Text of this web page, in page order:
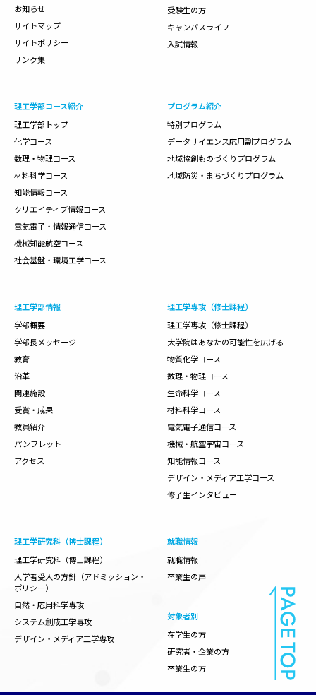
お知らせ
サイトマップ
サイトポリシー
リンク集
受験生の方
キャンパスライフ
入試情報
理工学部コース紹介
理工学部トップ
化学コース
数理・物理コース
材料科学コース
知能情報コース
クリエイティブ情報コース
電気電子・情報通信コース
機械知能航空コース
社会基盤・環境工学コース
プログラム紹介
特別プログラム
データサイエンス応用副プログラム
地域協創ものづくりプログラム
地域防災・まちづくりプログラム
理工学部情報
学部概要
学部長メッセージ
教育
沿革
関連施設
受賞・成果
教員紹介
パンフレット
アクセス
理工学専攻（修士課程）
理工学専攻（修士課程）
大学院はあなたの可能性を広げる
物質化学コース
数理・物理コース
生命科学コース
材料科学コース
電気電子通信コース
機械・航空宇宙コース
知能情報コース
デザイン・メディア工学コース
修了生インタビュー
理工学研究科（博士課程）
理工学研究科（博士課程）
入学者受入の方針（アドミッション・
ポリシー）
自然・応用科学専攻
システム創成工学専攻
デザイン・メディア工学専攻
就職情報
就職情報
卒業生の声
対象者別
在学生の方
研究者・企業の方
卒業生の方